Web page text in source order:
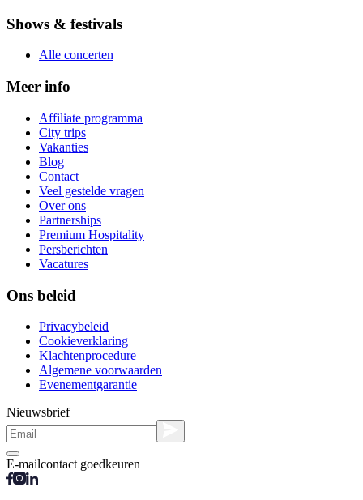
Shows & festivals
Alle concerten
Meer info
Affiliate programma
City trips
Vakanties
Blog
Contact
Veel gestelde vragen
Over ons
Partnerships
Premium Hospitality
Persberichten
Vacatures
Ons beleid
Privacybeleid
Cookieverklaring
Klachtenprocedure
Algemene voorwaarden
Evenementgarantie
Nieuwsbrief
E-mailcontact goedkeuren